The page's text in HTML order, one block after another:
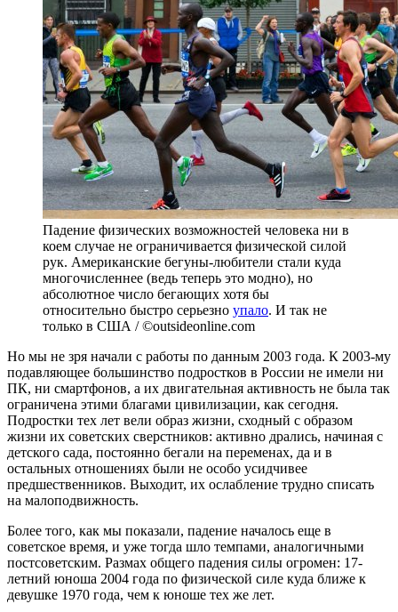
Падение физических возможностей человека ни в
коем случае не ограничивается физической силой
рук. Американские бегуны-любители стали куда
многочисленнее (ведь теперь это модно), но
абсолютное число бегающих хотя бы
относительно быстро серьезно упало. И так не
только в США / ©outsideonline.com
Но мы не зря начали с работы по данным 2003 года. К 2003-му
подавляющее большинство подростков в России не имели ни
ПК, ни смартфонов, а их двигательная активность не была так
ограничена этими благами цивилизации, как сегодня.
Подростки тех лет вели образ жизни, сходный с образом
жизни их советских сверстников: активно дрались, начиная с
детского сада, постоянно бегали на переменах, да и в
остальных отношениях были не особо усидчивее
предшественников. Выходит, их ослабление трудно списать
на малоподвижность.
Более того, как мы показали, падение началось еще в
советское время, и уже тогда шло темпами, аналогичными
постсоветским. Размах общего падения силы огромен: 17-
летний юноша 2004 года по физической силе куда ближе к
девушке 1970 года, чем к юноше тех же лет.